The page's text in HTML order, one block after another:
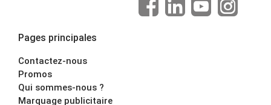
Pages principales
Contactez-nous
Promos
Qui sommes-nous ?
Marquage publicitaire